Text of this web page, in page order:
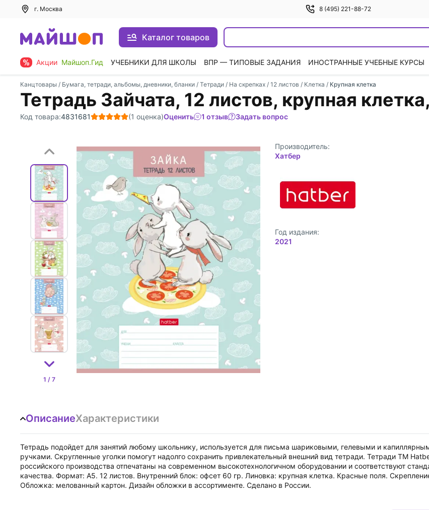
г. Москва 8 (495) 221-88-72
Каталог товаров
Акции Майшоп.Гид УЧЕБНИКИ ДЛЯ ШКОЛЫ ВПР — ТИПОВЫЕ ЗАДАНИЯ ИНОСТРАННЫЕ УЧЕБНЫЕ КУРСЫ
Канцтовары / Бумага, тетради, альбомы, дневники, бланки / Тетради / На скрепках / 12 листов / Клетка / Крупная клетка
Тетрадь Зайчата, 12 листов, крупная
Код товара:4831681 (1 оценка)Оценить 1 отзыв Задать вопрос
1 / 7
Производитель:
Хатбер
Год издания:
2021
ОписаниеХарактеристики
Тетрадь подойдет для занятий любому школьнику, используется для письма шариковыми, гелевыми и
ручками. Скругленные уголки помогут надолго сохранить привлекательный внешний вид тетради. Тетради ТМ
российского производства отпечатаны на современном высокотехнологичном оборудовании и соответствуют
качества. Формат: А5. 12 листов. Внутренний блок: офсет 60 гр. Линовка: крупная клетка. Красные поля.
Обложка: мелованный картон. Дизайн обложки в ассортименте. Сделано в России.